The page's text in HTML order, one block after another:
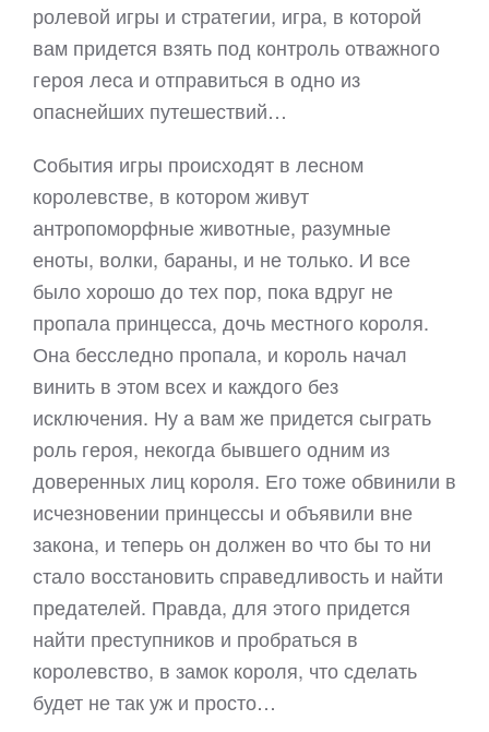
ролевой игры и стратегии, игра, в которой
вам придется взять под контроль отважного
героя леса и отправиться в одно из
опаснейших путешествий…
События игры происходят в лесном
королевстве, в котором живут
антропоморфные животные, разумные
еноты, волки, бараны, и не только. И все
было хорошо до тех пор, пока вдруг не
пропала принцесса, дочь местного короля.
Она бесследно пропала, и король начал
винить в этом всех и каждого без
исключения. Ну а вам же придется сыграть
роль героя, некогда бывшего одним из
доверенных лиц короля. Его тоже обвинили в
исчезновении принцессы и объявили вне
закона, и теперь он должен во что бы то ни
стало восстановить справедливость и найти
предателей. Правда, для этого придется
найти преступников и пробраться в
королевство, в замок короля, что сделать
будет не так уж и просто…